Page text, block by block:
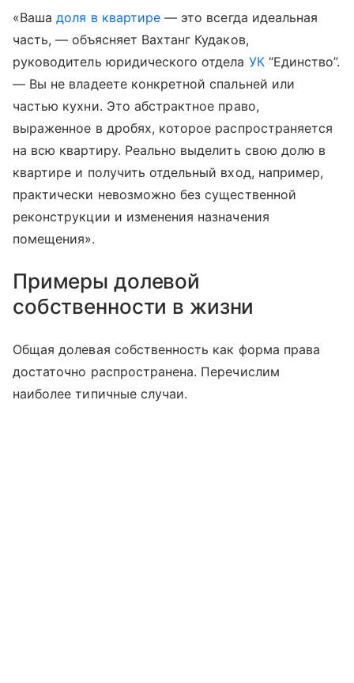
«Вашадоля в квартире — это всегда идеальная
часть, — объясняет Вахтанг Кудаков,
руководитель юридического отдела УК“Единство”.
— Вы не владеете конкретной спальней или
частью кухни. Это абстрактное право,
выраженное в дробях, которое распространяется
на всю квартиру. Реально выделить свою долю в
квартире и получить отдельный вход, например,
практически невозможно без существенной
реконструкции и изменения назначения
помещения».
Примеры долевой
собственности в жизни
Общая долевая собственность как форма права
достаточно распространена. Перечислим
наиболее типичные случаи.